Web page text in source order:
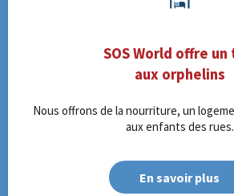
SOS World offre
aux orphelins
Nous offrons de la nourriture, un
aux enfants des rues.
En savoir plus